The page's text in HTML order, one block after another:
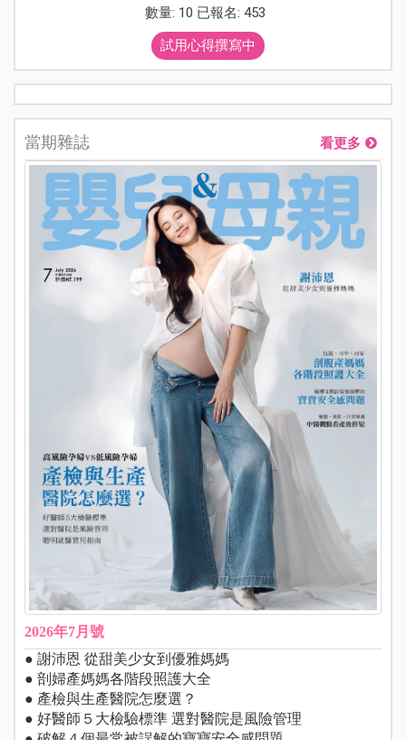
數量: 10 已報名: 453
試用心得撰寫中
當期雜誌 看更多
2026年7月號
● 謝沛恩 從甜美少女到優雅媽媽
● 剖婦產媽媽各階段照護大全
● 產檢與生產醫院怎麼選？
● 好醫師５大檢驗標準 選對醫院是風險管理